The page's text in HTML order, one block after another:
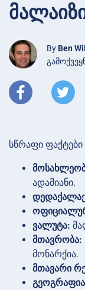
By Ben
სწრაფი ფაქტები
ადამიანი.
ვალუტა:
მთავრობა:
მონარქია.
მთავარი